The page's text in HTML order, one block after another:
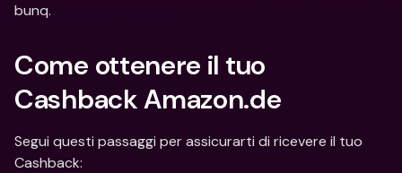
bunq.
Come ottenere il tuo
Cashback Amazon.de
Segui questi passaggi per assicurarti di ricevere il tuo
Cashback: